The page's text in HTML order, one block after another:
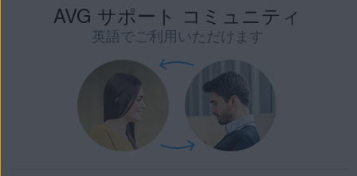
AVG サポート コミュニティ
英語でご利用いただけます